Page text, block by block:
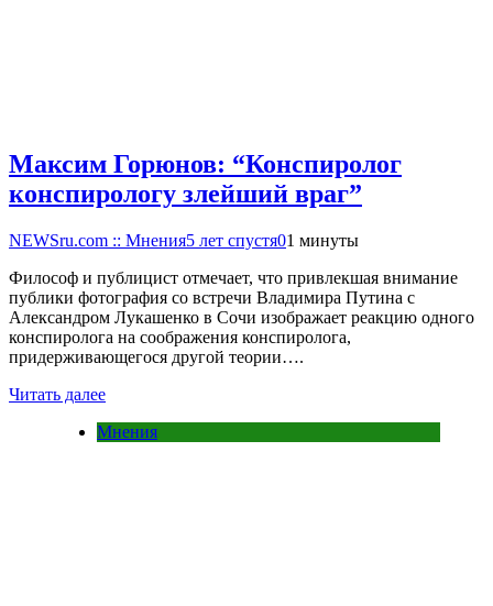
Максим Горюнов: “Конспиролог
конспирологу злейший враг”
NEWSru.com :: Мнения5 лет спустя01 минуты
Философ и публицист отмечает, что привлекшая внимание
публики фотография со встречи Владимира Путина с
Александром Лукашенко в Сочи изображает реакцию одного
конспиролога на соображения конспиролога,
придерживающегося другой теории….
Читать далее
Мнения